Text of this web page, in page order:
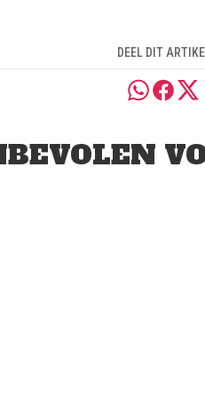
DEEL DIT